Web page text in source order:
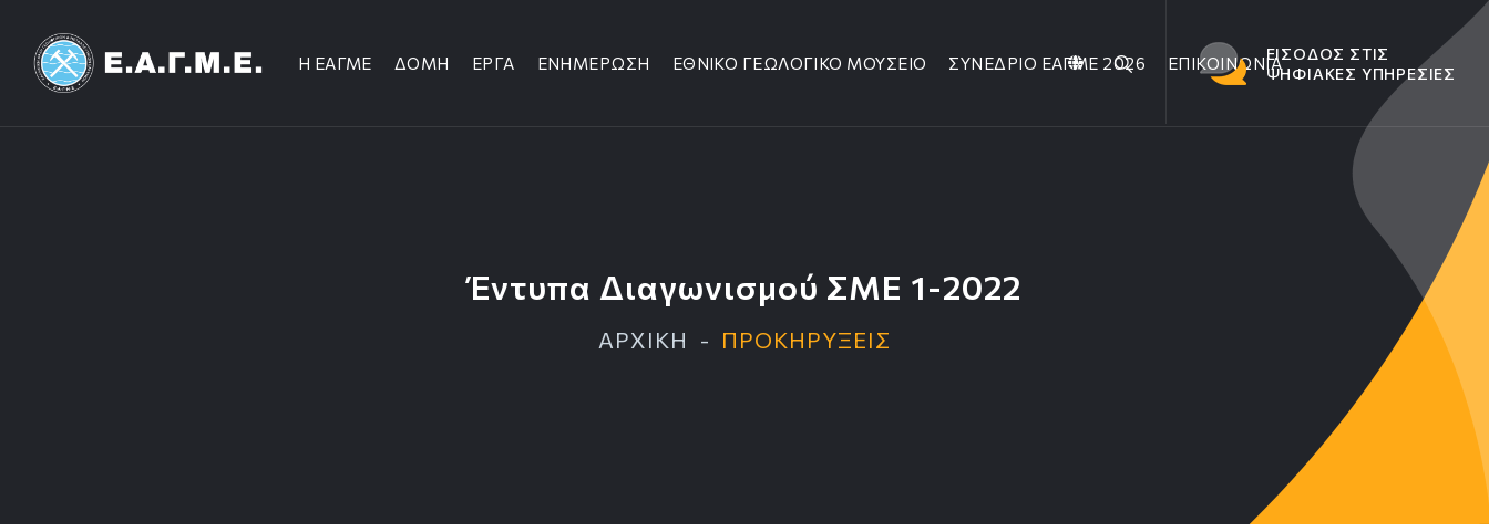
Η ΕΑΓΜΕ ΔΟΜΗ ΕΡΓΑ ΕΝΗΜΕΡΩΣΗ ΕΘΝΙΚΟ ΓΕΩΛΟΓΙΚΟ ΜΟΥΣΕΙΟ ΣΥΝΕΔΡΙΟ ΕΑΓΜΕ 2026 ΕΠΙΚΟΙΝΩΝΙΑΕΙΣΟΔΟΣ ΣΤΙΣ
ΨΗΦΙΑΚΕΣ ΥΠΗΡΕΣΙΕΣ
Έντυπα Διαγωνισμού ΣΜΕ 1-2022
ΑΡΧΙΚΗ ΠΡΟΚΗΡΥΞΕΙΣ